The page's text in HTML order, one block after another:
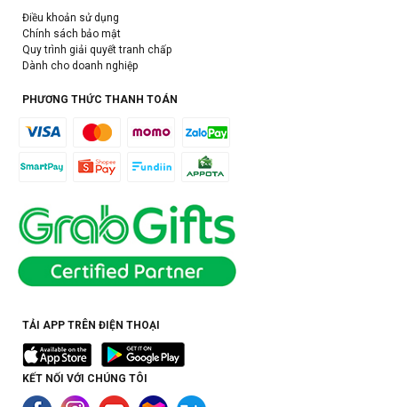
Điều khoản sử dụng
Chính sách bảo mật
Quy trình giải quyết tranh chấp
Dành cho doanh nghiệp
PHƯƠNG THỨC THANH TOÁN
TẢI APP TRÊN ĐIỆN THOẠI
KẾT NỐI VỚI CHÚNG TÔI